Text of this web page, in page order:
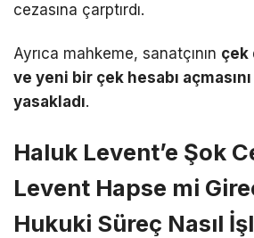
cezasına çarptırdı.
Ayrıca mahkeme, sanatçının çek
ve yeni bir çek hesabı
yasakladı.
Haluk Levent’e Şok
Levent Hapse mi
Hukuki Süreç Nasıl